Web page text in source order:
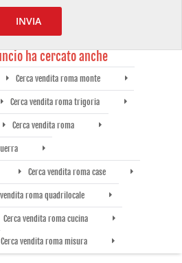
INVIA
ha cercato anche
Cerca vendita roma monte
Cerca vendita roma trigoria
Cerca vendita roma
Cerca vendita roma case
vendita roma quadrilocale
Cerca vendita roma cucina
Cerca vendita roma misura